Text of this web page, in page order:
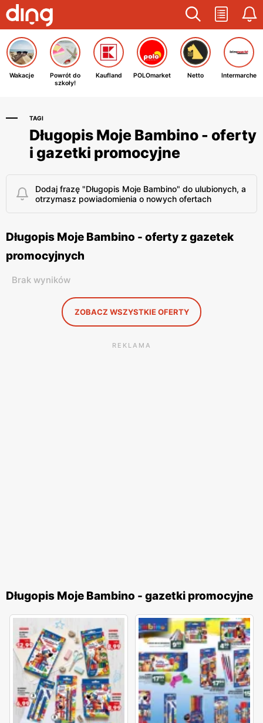
Wakacje
Powrót do
szkoły!
Kaufland POLOmarket Netto Intermarche
TAGI
Długopis Moje Bambino - oferty
i gazetki promocyjne
Dodaj frazę "Długopis Moje Bambino" do ulubionych, a
otrzymasz powiadomienia o nowych ofertach
Długopis Moje Bambino - oferty z gazetek
promocyjnych
Brak wyników
ZOBACZ WSZYSTKIE OFERTY
REKLAMA
Długopis Moje Bambino - gazetki promocyjne